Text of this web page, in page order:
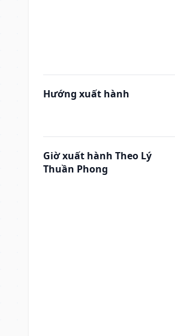
Hướng xuất hành
Giờ xuất hành Theo Lý
Thuần Phong